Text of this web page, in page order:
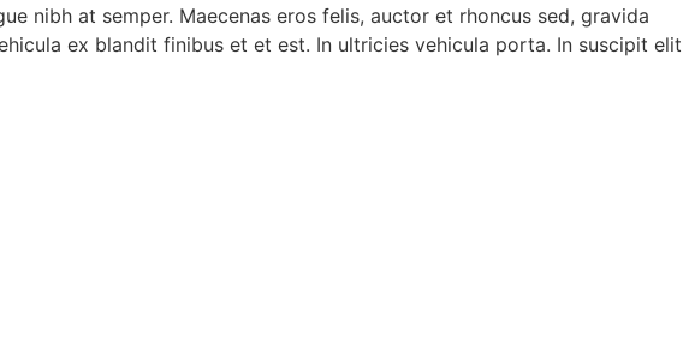
nibh at semper. Maecenas eros felis, auctor et rhoncus sed, gravida
ex blandit finibus et et est. In ultricies vehicula porta. In suscipit elit